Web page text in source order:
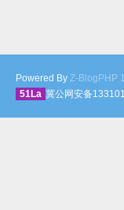
Powered By Z-BlogPHP
51La 冀公网安备